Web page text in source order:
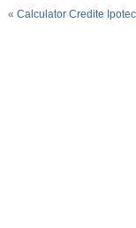
« Calculator Credite